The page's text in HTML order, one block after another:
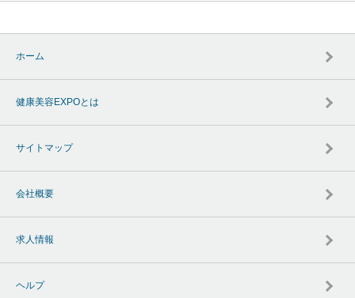
ホーム
健康美容EXPOとは
サイトマップ
会社概要
求人情報
ヘルプ